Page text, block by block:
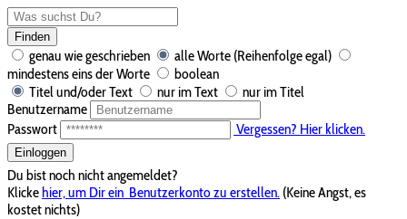
Finden
genau wie geschrieben
alle Worte (Reihenfolge egal)
mindestens eins der Worte
boolean
Titel und/oder Text
nur im Text
nur im Titel
Benutzername
Passwort
Vergessen? Hier klicken.
Einloggen
Du bist noch nicht angemeldet?
Klickehier, um Dir ein Benutzerkonto zu erstellen. (Keine Angst, es
kostet nichts)